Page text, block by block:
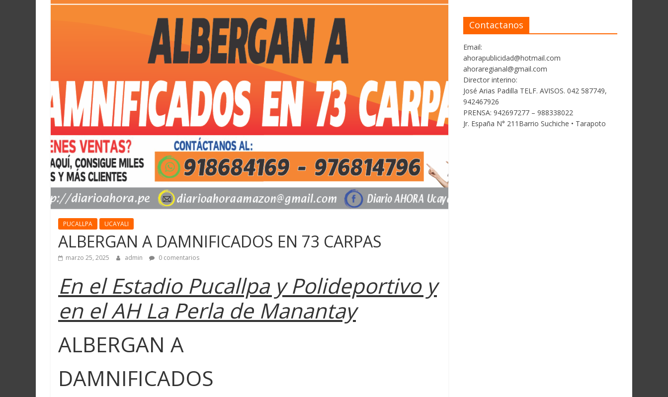
PUCALLPA UCAYALI
ALBERGAN A DAMNIFICADOS EN 73 CARPAS
marzo 25, 2025 admin 0 comentarios
En el Estadio Pucallpa y Polideportivo y
en el AH La Perla de Manantay
ALBERGAN A
DAMNIFICADOS
Contactanos
Email:
ahorapublicidad@hotmail.com
ahoraregianal@gmail.com
Director interino:
José Arias Padilla TELF. AVISOS. 042 587749,
942467926
PRENSA: 942697277 – 988338022
Jr. España N° 211Barrio Suchiche • Tarapoto